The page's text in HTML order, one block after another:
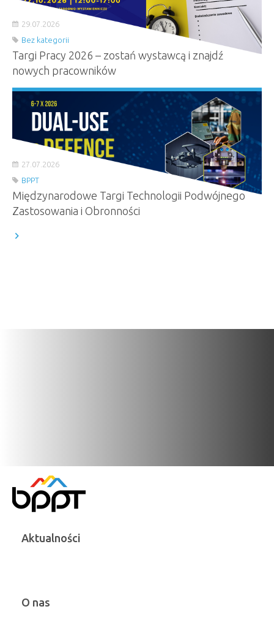
29.07.2026
Bez kategorii
Targi Pracy 2026 – zostań wystawcą i znajdź
nowych pracowników
27.07.2026
BPPT
Międzynarodowe Targi Technologii Podwójnego
Zastosowania i Obronności
Aktualności
O nas